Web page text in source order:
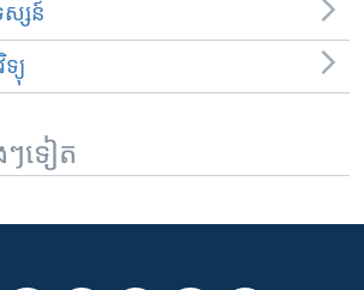
ស្សន៍
ទ្យុ
ៗទៀត